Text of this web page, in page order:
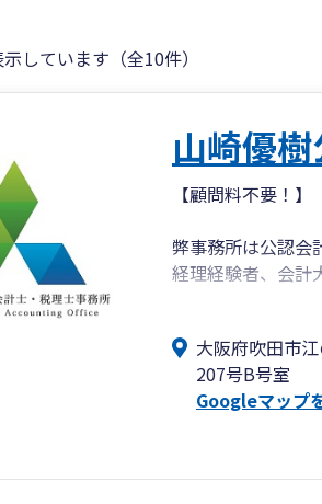
しています（全10件）
山崎優
【顧問料不要！】
弊事務所は公認会
経理経験者、会計
計処理、監査をモ
きます。
また、お電話や
都道府県にお客
大阪府吹田市
207号B号室
Googleマップ